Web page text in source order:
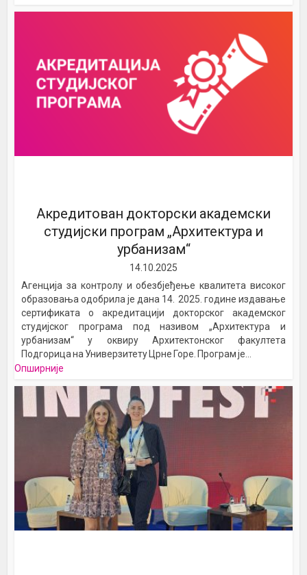
Акредитован докторски академски
студијски програм „Архитектура и
урбанизам“
14.10.2025
Агенција за контролу и обезбјеђење квалитета високог
образовања одобрила је дана 14. 2025. године издавање
сертификата о акредитацији докторског академског
студијског програма под називом „Архитектура и
урбанизам“ у оквиру Архитектонског факултета
Подгорица на Универзитету Црне Горе. Програм је...
Опширније